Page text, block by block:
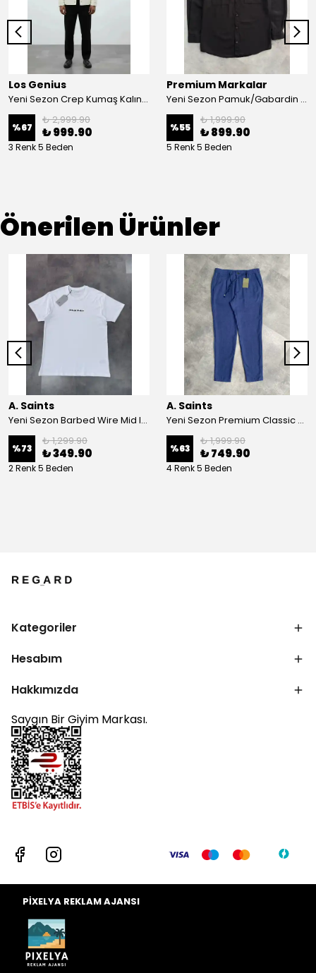
Los Genius
Yeni Sezon Crep Kumaş Kalın Casual Ceket
%67
₺ 2,999.90
₺ 999.90
3 Renk 5 Beden
Premium Markalar
Yeni Sezon Pamuk/Gabardin Ceket Gömlek
%55
₺ 1,999.90
₺ 899.90
5 Renk 5 Beden
Önerilen Ürünler
A. Saints
Yeni Sezon Barbed Wire Mid Icon Logo T-shirt
%73
₺ 1,299.90
₺ 349.90
2 Renk 5 Beden
A. Saints
Yeni Sezon Premium Classic Casual Ham Keten Pantolon
%63
₺ 1,999.90
₺ 749.90
4 Renk 5 Beden
Kategoriler
Hesabım
Hakkımızda
Saygın Bir Giyim Markası.
PİXELYA REKLAM AJANSI